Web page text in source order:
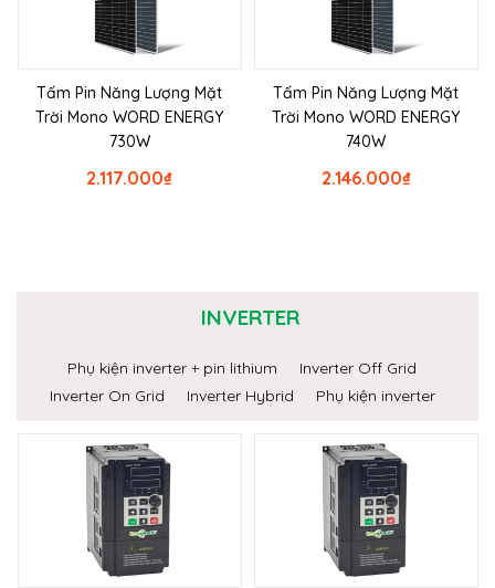
Tấm Pin Năng Lượng Mặt
Trời Mono WORD ENERGY
730W
₫
2.117.000
Tấm Pin Năng Lượng Mặt
Trời Mono WORD ENERGY
740W
₫
2.146.000
INVERTER
Phụ kiện inverter + pin lithium
Inverter Off Grid
Inverter On Grid
Inverter Hybrid Phụ kiện inverter